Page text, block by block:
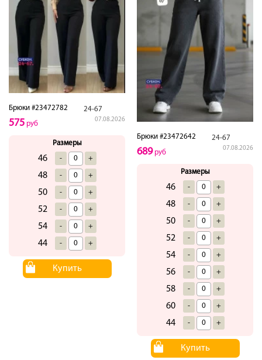
Брюки #23472782 24-67
07.08.2026
575 руб
Размеры
46 - +
48 - +
50 - +
52 - +
54 - +
44 - +
Купить
Брюки #23472642 24-67
07.08.2026
689руб
Размеры
46 - +
48 - +
50 - +
52 - +
54 - +
56 - +
58 - +
60 - +
44 - +
Купить